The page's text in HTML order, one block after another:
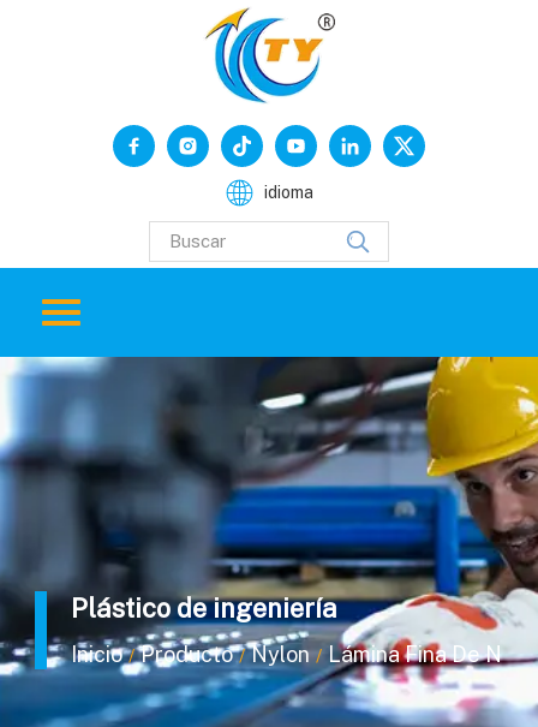
idioma
Plástico de ingeniería
Inicio / Producto / Nylon / Lámina Fina De